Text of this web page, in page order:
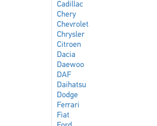
Cadillac
Chery
Chevrolet
Chrysler
Citroen
Dacia
Daewoo
DAF
Daihatsu
Dodge
Ferrari
Fiat